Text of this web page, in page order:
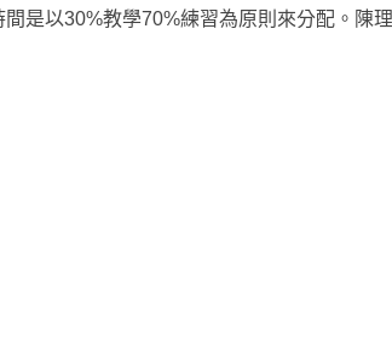
是以30%教學70%練習為原則來分配。陳